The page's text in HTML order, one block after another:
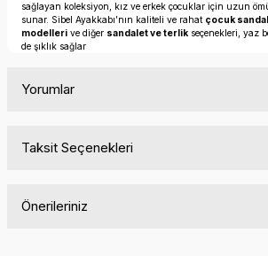
sağlayan koleksiyon, kız ve erkek çocuklar için uzun
sunar. Sibel Ayakkabı’nın kaliteli ve rahat çocuk
modelleri ve diğer sandalet ve terlik seçenekleri, yaz
de şıklık sağlar
Yorumlar
Taksit Seçenekleri
Önerileriniz